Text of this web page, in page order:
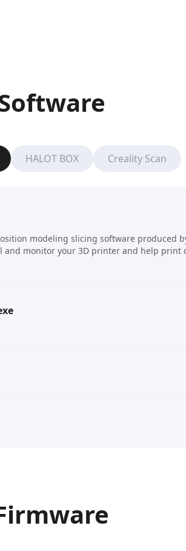
HALOT BOX Creality Scan
modeling slicing software produced
and monitor your 3D printer and help print